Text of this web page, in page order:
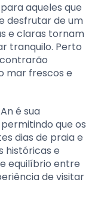
aqueles que
desfrutar de um
e claras tornam
tranquilo. Perto
mar frescos e
é sua
que os
dias de praia e
históricas e
equilíbrio entre
de visitar